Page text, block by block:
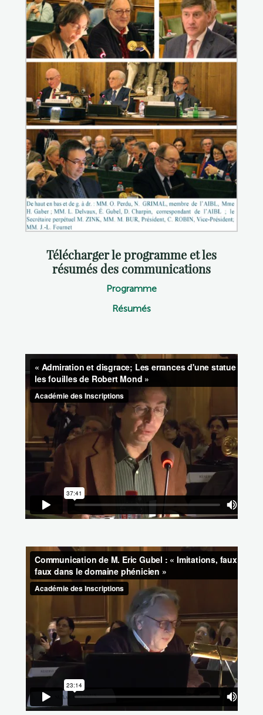
Télécharger le programme et les
résumés des communications
Programme
Résumés